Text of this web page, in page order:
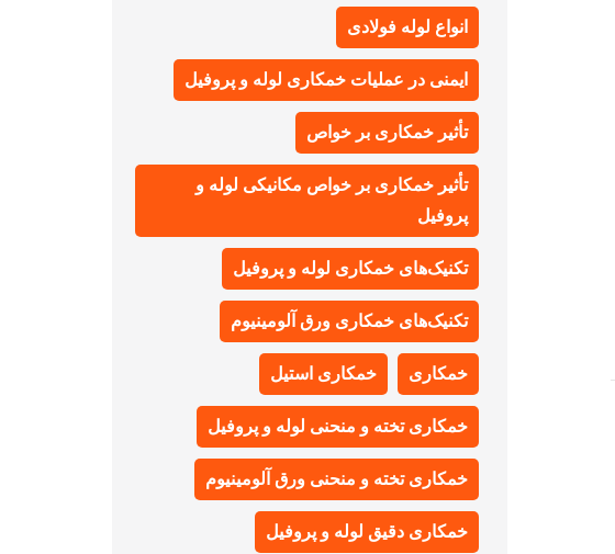
انواع لوله فولادی
ایمنی در عملیات خمکاری لوله و پروفیل
تأثیر خمکاری بر خواص
تأثیر خمکاری بر خواص مکانیکی لوله و
پروفیل
تکنیک‌های خمکاری لوله و پروفیل
تکنیک‌های خمکاری ورق آلومینیوم
خمکاری خمکاری استیل
خمکاری تخته و منحنی لوله و پروفیل
خمکاری تخته و منحنی ورق آلومینیوم
خمکاری دقیق لوله و پروفیل